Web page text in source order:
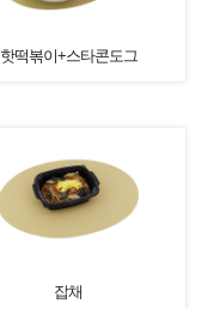
핫떡볶이+스타콘도그
잡채